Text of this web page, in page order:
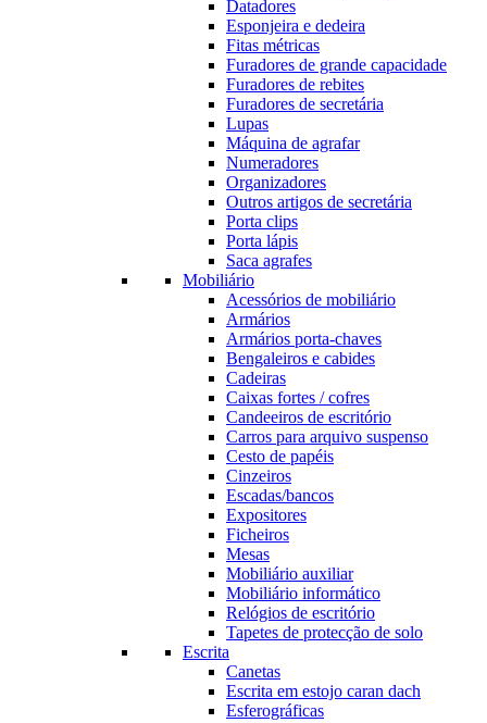
Datadores
Esponjeira e dedeira
Fitas métricas
Furadores de grande capacidade
Furadores de rebites
Furadores de secretária
Lupas
Máquina de agrafar
Numeradores
Organizadores
Outros artigos de secretária
Porta clips
Porta lápis
Saca agrafes
Mobiliário
Acessórios de mobiliário
Armários
Armários porta-chaves
Bengaleiros e cabides
Cadeiras
Caixas fortes / cofres
Candeeiros de escritório
Carros para arquivo suspenso
Cesto de papéis
Cinzeiros
Escadas/bancos
Expositores
Ficheiros
Mesas
Mobiliário auxiliar
Mobiliário informático
Relógios de escritório
Tapetes de protecção de solo
Escrita
Canetas
Escrita em estojo caran dach
Esferográficas